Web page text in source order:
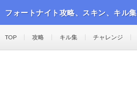
フォートナイト攻略、スキン、キル
TOP 攻略 キル集 チャレンジ